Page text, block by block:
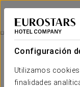
Configuración
Utilizamos
finalidades
Eurostars Al-Ándalus
SEVILLA
Entrada Isla Mágica